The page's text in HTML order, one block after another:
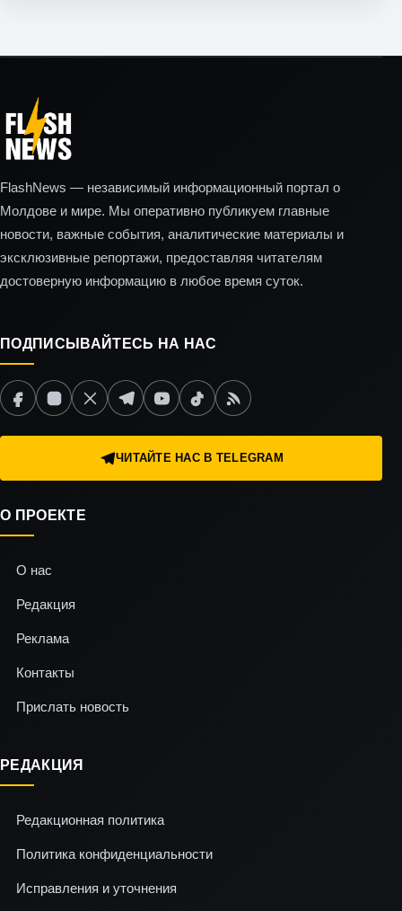
FlashNews — независимый информационный портал о
Молдове и мире. Мы оперативно публикуем главные
новости, важные события, аналитические материалы и
эксклюзивные репортажи, предоставляя читателям
достоверную информацию в любое время суток.
ПОДПИСЫВАЙТЕСЬ НА НАС
ЧИТАЙТЕ НАС В TELEGRAM
О ПРОЕКТЕ
О нас
Редакция
Реклама
Контакты
Прислать новость
РЕДАКЦИЯ
Редакционная политика
Политика конфиденциальности
Исправления и уточнения